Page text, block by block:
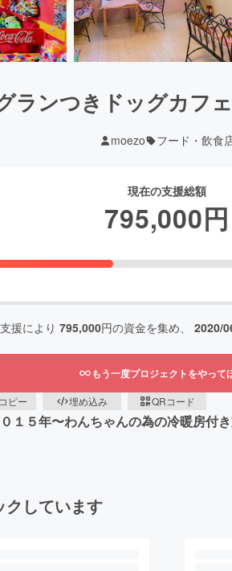
ランつきドッグカフ
moezo フード・飲食
現在の支援総額
795,000円
援により 795,000円の資金を集め、 2020/
もう一度プロジェクトをやって
ピー 埋め込み QRコード
１５年〜わんちゃんの為の冷暖房付
クしています